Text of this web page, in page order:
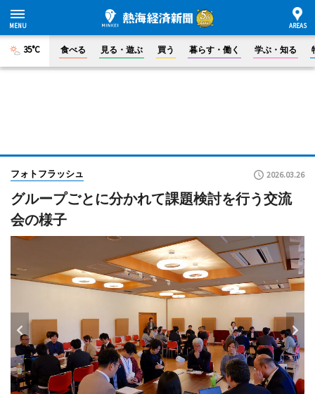
35°C 食べる 見る・遊ぶ 買う 暮らす・働く 学ぶ・知る
フォトフラッシュ 2026.03.26
グループごとに分かれて課題検討を行う交流
会の様子